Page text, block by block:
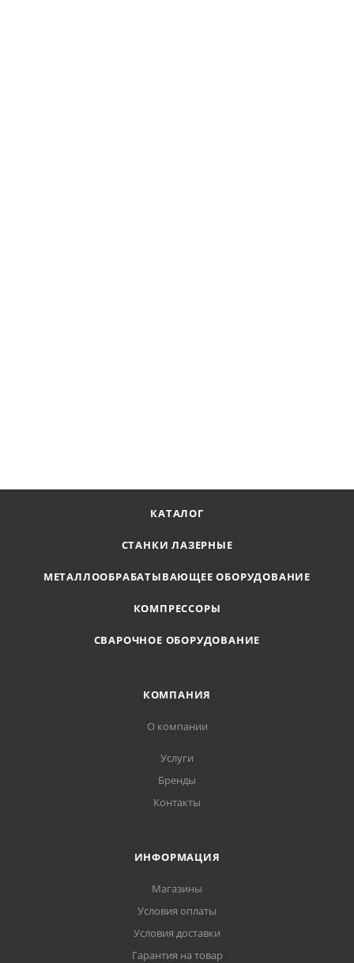
КАТАЛОГ
СТАНКИ ЛАЗЕРНЫЕ
МЕТАЛЛООБРАБАТЫВАЮЩЕЕ ОБОРУДОВАНИЕ
КОМПРЕССОРЫ
СВАРОЧНОЕ ОБОРУДОВАНИЕ
КОМПАНИЯ
О компании
Услуги
Бренды
Контакты
ИНФОРМАЦИЯ
Магазины
Условия оплаты
Условия доставки
Гарантия на товар